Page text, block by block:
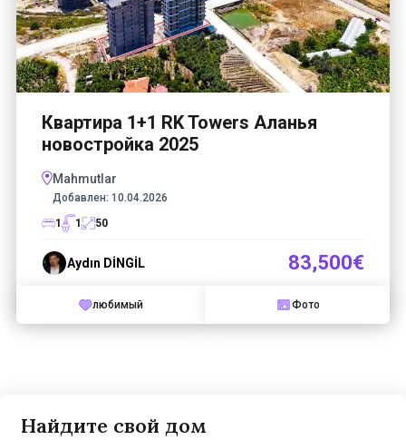
Квартира 1+1 RK Towers Аланья
новостройка 2025
Mahmutlar
Добавлен: 10.04.2026
1
1 50
Aydın DİNGİL 83,500€
любимый Фото
Найдите свой дом